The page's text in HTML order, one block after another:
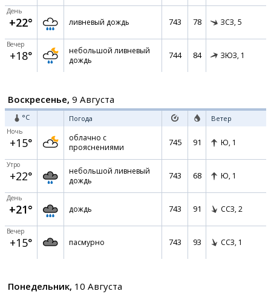
День
+22° ливневый дождь 743 78 ЗСЗ, 5
Вечер
+18°
небольшой ливневый
дождь
744 84 ЗЮЗ, 1
Воскресенье, 9 Августа
°C Погода Ветер
Ночь
+15°
облачно с
прояснениями
745 91 Ю, 1
Утро
+22°
небольшой ливневый
дождь
743 68 Ю, 1
День
+21° дождь 743 91 ССЗ, 2
Вечер
+15° пасмурно 743 93 ССЗ, 1
Понедельник, 10 Августа